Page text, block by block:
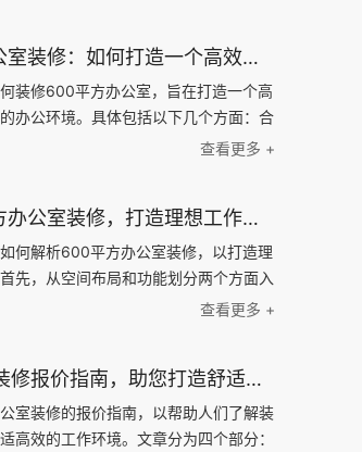
600平方办公室装修：如何打造一个高效、舒适、创意的办公环境？
装修600平方办公室，旨在打造一个高
办公环境。具体包括以下几个方面：合
、科技智能化和独特创意元素。合理布
查看更多 +
解析600平方办公室装修，打造理想工作环境的技巧与建议
何解析600平方办公室装修，以打造理
先，从空间布局和功能划分两个方面入
办公室布局和不同功能区域的设计建
查看更多 +
办公室一般装修报价指南，助您打造舒适高效的工作环境！
室装修的报价指南，以帮助人们了解装
高效的工作环境。文章分为四个部分：